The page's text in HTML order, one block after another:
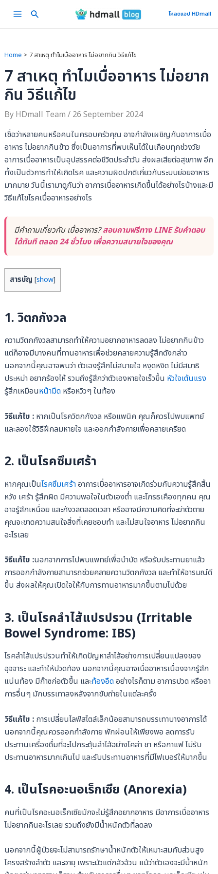
Main
โหลดแอป HDmall
Home 7 สาเหตุ ทำไมเบื่ออาหาร ไม่อยากกิน วิธีแก้ไข
7 สาเหตุ ทำไมเบื่ออาหาร ไม่อยาก
กิน วิธีแก้ไข
By HDmall Team / 26 September 2024
เชื่อว่าหลายคนหรือคนในครอบครัวคุณ อาจกำลังเผชิญกับอาการเบื่อ
อาหาร ไม่อยากกินข้าว ซึ่งเป็นอาการที่พบเห็นได้ในเกือบทุกช่วงวัย
อาการเบื่ออาหารเป็นอุปสรรคต่อชีวิตประจำวัน ส่งผลเสียต่อสุขภาพ อีก
ทั้งเป็นตัวการทำให้เกิดโรค และความผิดปกติเกี่ยวกับระบบย่อยอาหาร
มากมาย วันนี้เรามาดูกันว่า อาการเบื่ออาหารเกิดขึ้นได้อย่างไรบ้างและมี
วิธีแก้ไขโรคเบื่ออาหารอย่างไร
มีคำถามเกี่ยวกับ เบื่ออาหาร?สอบถามฟรีทาง LINE รับคำตอบ
ได้ทันที ตลอด 24 ชั่วโมง เพื่อความสบายใจของคุณ
สารบัญ [show]
1. วิตกกังวล
ความวิตกกังวลสามารถทำให้ความอยากอาหารลดลง ไม่อยากกินข้าว
แต่ก็อาจมีบางคนที่ทานอาหารเพื่อช่วยคลายความรู้สึกดังกล่าว
นอกจากนี้คุณอาจพบว่า ตัวเองรู้สึกไม่สบายใจ หงุดหงิด ไม่มีสมาธิ
ประหม่า อยากร้องไห้ รวมถึงรู้สึกว่าตัวเองหายใจเร็วขึ้น หัวใจเต้นแรง
รู้สึกเหมือนหน้ามืดหรือหวิวๆ ในท้อง
วิธีแก้ไข : หากเป็นโรควิตกกังวล หรือแพนิค คุณก็ควรไปพบแพทย์
และลองใช้วิธีฝึกลมหายใจ และออกกำลังกายเพื่อคลายเครียด
2. เป็นโรคซึมเศร้า
หากคุณเป็นโรคซึมเศร้าอาการเบื่ออาหารอาจเกิดร่วมกับความรู้สึกสิ้น
หวัง เศร้า รู้สึกผิด มีความพอใจในตัวเองต่ำ และโกรธเคืองทุกคน คุณ
อาจรู้สึกเหนื่อย และกังวลตลอดเวลา หรืออาจมีความคิดที่จะฆ่าตัวตาย
คุณจะขาดความสนใจสิ่งที่เคยชอบทำ และไม่สนใจอาหาร ไม่อยากกิน
อะไรเลย
วิธีแก้ไข :นอกจากการไปพบแพทย์เพื่อบำบัด หรือรับประทานยาแล้ว
การออกกำลังกายสามารถช่วยคลายความวิตกกังวล และทำให้อารมณ์ดี
ขึ้น ส่งผลให้คุณเปิดใจให้กับการทานอาหารมากขึ้นตามไปด้วย
3. เป็นโรคลำไส้แปรปรวน (Irritable
Bowel Syndrome: IBS)
โรคลำไส้แปรปรวนทำให้เกิดปัญหาลำไส้อย่างการเปลี่ยนแปลงของ
อุจจาระ และทำให้ปวดท้อง นอกจากนี้คุณอาจเบื่ออาหารเนื่องจากรู้สึก
แน่นท้อง มีก๊าซก่อตัวขึ้น และท้องอืดอย่างไรก็ตาม อาการปวด หรืออา
การอื่นๆ มักบรรเทาลงหลังจากขับถ่ายในแต่ละครั้ง
วิธีแก้ไข : การเปลี่ยนไลฟ์สไตล์เล็กน้อยสามารถบรรเทาบางอาการได้
นอกจากนี้คุณควรออกกำลังกาย พักผ่อนให้เพียงพอ ลดการรับ
ประทานเครื่องดื่มที่จะไปกระตุ้นลำไส้อย่างโคล่า ชา หรือกาแฟ ไม่รับ
ประทานอาหารมากเกินไป และรับประทานอาหารที่มีไฟเบอร์ให้มากขึ้น
4. เป็นโรคอะนอเร็กเซีย (Anorexia)
คนที่เป็นโรคอะนอเร็กเซียมักจะไม่รู้สึกอยากอาหาร มีอาการเบื่ออาหาร
ไม่อยากกินอะไรเลย รวมถึงยังมีน้ำหนักตัวที่ลดลง
นอกจากนี้ผู้ป่วยจะไม่สามารถรักษาน้ำหนักตัวให้เหมาะสมกับส่วนสูง
โครงสร้างลำตัว และอายุ เพราะมัวแต่กลัวอ้วน แม้ว่าตัวเองจะมีน้ำหนัก